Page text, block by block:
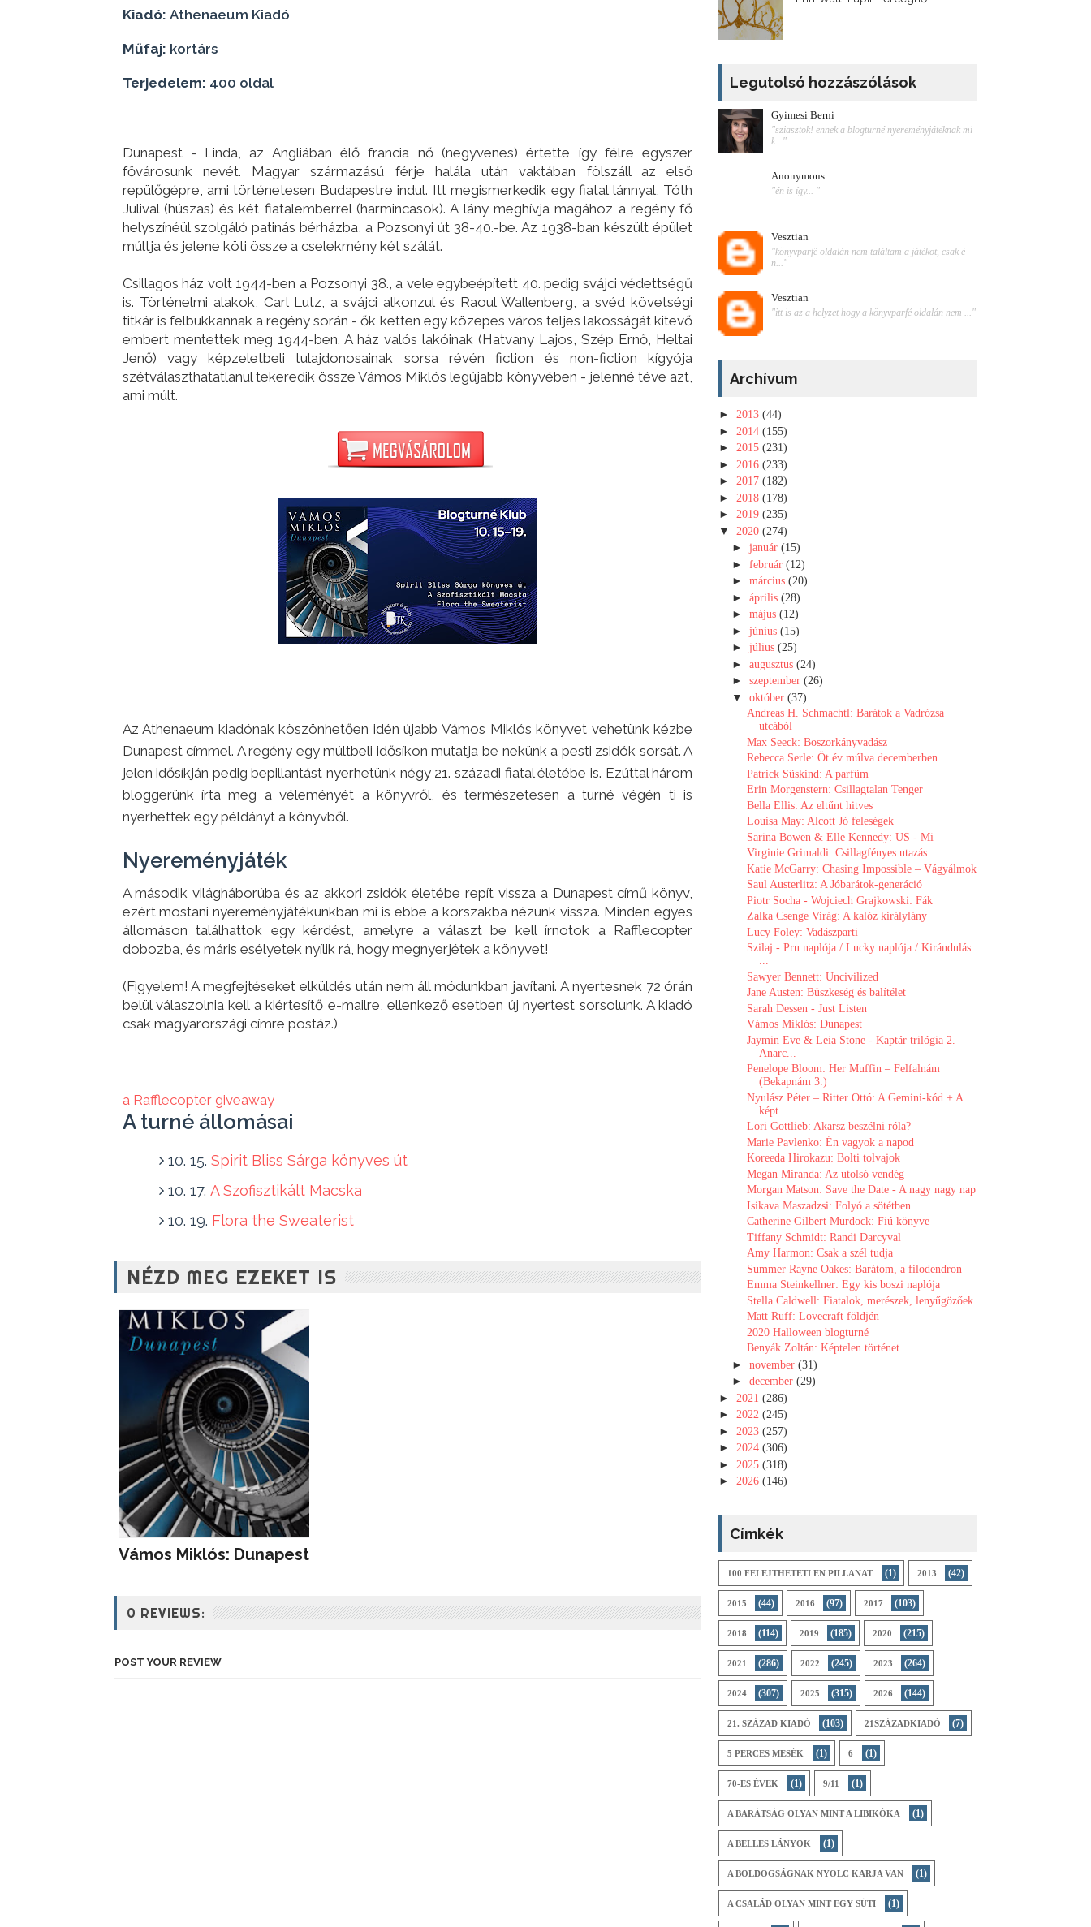
Kiadó: Athenaeum Kiadó
Műfaj: kortárs
Terjedelem: 400 oldal
Dunapest - Linda, az Angliában élő francia nő (negyvenes) értette így félre egyszer
fővárosunk nevét. Magyar származású férje halála után vaktában fölszáll az első
repülőgépre, ami történetesen Budapestre indul. Itt megismerkedik egy fiatal lánnyal, Tóth
Julival (húszas) és két fiatalemberrel (harmincasok). A lány meghívja magához a regény fő
helyszínéül szolgáló patinás bérházba, a Pozsonyi út 38-40.-be. Az 1938-ban készült épület
múltja és jelene köti össze a cselekmény két szálát.
Csillagos ház volt 1944-ben a Pozsonyi 38., a vele egybeépített 40. pedig svájci védettségű
is. Történelmi alakok, Carl Lutz, a svájci alkonzul és Raoul Wallenberg, a svéd követségi
titkár is felbukkannak a regény során - ők ketten egy közepes város teljes lakosságát kitevő
embert mentettek meg 1944-ben. A ház valós lakóinak (Hatvany Lajos, Szép Ernő, Heltai
Jenő) vagy képzeletbeli tulajdonosainak sorsa révén fiction és non-fiction kígyója
szétválaszthatatlanul tekeredik össze Vámos Miklós legújabb könyvében - jelenné téve azt,
ami múlt.
Az Athenaeum kiadónak köszönhetően idén újabb Vámos Miklós könyvet vehetünk kézbe
Dunapest címmel. A regény egy múltbeli idősíkon mutatja be nekünk a pesti zsidók sorsát. A
jelen idősíkján pedig bepillantást nyerhetünk négy 21. századi fiatal életébe is. Ezúttal három
bloggerünk írta meg a véleményét a könyvről, és természetesen a turné végén ti is
nyerhettek egy példányt a könyvből.
Nyereményjáték
A második világháborúba és az akkori zsidók életébe repít vissza a Dunapest című könyv,
ezért mostani nyereményjátékunkban mi is ebbe a korszakba nézünk vissza. Minden egyes
állomáson találhattok egy kérdést, amelyre a választ be kell írnotok a Rafflecopter
dobozba, és máris esélyetek nyílik rá, hogy megnyerjétek a könyvet!
(Figyelem! A megfejtéseket elküldés után nem áll módunkban javítani. A nyertesnek 72 órán
belül válaszolnia kell a kiértesítő e-mailre, ellenkező esetben új nyertest sorsolunk. A kiadó
csak magyarországi címre postáz.)
a Rafflecopter giveaway
A turné állomásai
10. 15. Spirit Bliss Sárga könyves út
10. 17. A Szofisztikált Macska
10. 19. Flora the Sweaterist
NÉZD MEG EZEKET IS
Vámos Miklós: Dunapest
0 REVIEWS:
POST YOUR REVIEW
Legutolsó hozzászólások
Gyimesi Berni
"sziasztok! ennek a blogturné nyereményjátéknak mi
k..."
Anonymous
"én is így... "
Vesztian
"könyvparfé oldalán nem találtam a játékot, csak é
n..."
Vesztian
"itt is az a helyzet hogy a könyvparfé oldalán nem ..."
Archívum
► 2013 (44)
► 2014 (155)
► 2015 (231)
► 2016 (233)
► 2017 (182)
► 2018 (178)
► 2019 (235)
▼ 2020 (274)
►január(15)
►február(12)
►március(20)
►április(28)
►május(12)
►június(15)
►július(25)
►augusztus(24)
►szeptember(26)
▼ október(37)
Andreas H. Schmachtl: Barátok ​a Vadrózsa
utcából
Max Seeck: Boszorkányvadász
Rebecca Serle: Öt ​év múlva decemberben
Patrick Süskind: A parfüm
Erin Morgenstern: Csillagtalan Tenger
Bella Ellis: Az eltűnt hitves
Louisa May: Alcott Jó ​feleségek
Sarina Bowen & Elle Kennedy: US - Mi
Virginie Grimaldi: Csillagfényes utazás
Katie McGarry: Chasing Impossible – Vágyálmok
Saul Austerlitz: A Jóbarátok-generáció
Piotr Socha - Wojciech Grajkowski: Fák
Zalka Csenge Virág: A kalóz királylány
Lucy Foley: Vadászparti
Szilaj - Pru naplója / Lucky naplója / Kirándulás
...
Sawyer Bennett: Uncivilized ​
Jane Austen: Büszkeség és balítélet
Sarah Dessen - Just Listen
Vámos Miklós: Dunapest
Jaymin Eve & Leia Stone - Kaptár trilógia 2.
Anarc...
Penelope Bloom: Her ​Muffin – Felfalnám
(Bekapnám 3.)
Nyulász Péter – Ritter Ottó: A Gemini-kód + A
képt...
Lori Gottlieb: Akarsz beszélni róla?
Marie Pavlenko: Én vagyok a napod
Koreeda Hirokazu: Bolti tolvajok
Megan Miranda: Az utolsó vendég
Morgan Matson: Save the Date - A nagy nagy nap
Isikava Maszadzsi: Folyó a sötétben
Catherine Gilbert Murdock: Fiú könyve
Tiffany Schmidt: Randi Darcyval
Amy Harmon: Csak a szél tudja
Summer Rayne Oakes: Barátom, a filodendron
Emma Steinkellner: Egy ​kis boszi naplója
Stella Caldwell: Fiatalok, ​merészek, lenyűgözőek
Matt Ruff: Lovecraft földjén
2020 Halloween blogturné
Benyák Zoltán: Képtelen történet
►november(31)
►december(29)
► 2021 (286)
► 2022 (245)
► 2023 (257)
► 2024 (306)
► 2025 (318)
► 2026 (146)
Címkék
100 FELEJTHETETLEN PILLANAT (1) 2013 (42)
2015 (44) 2016 (97) 2017 (103)
2018 (114) 2019 (185) 2020 (215)
2021 (286) 2022 (245) 2023 (264)
2024 (307) 2025 (315) 2026 (144)
21. SZÁZAD KIADÓ (103) 21SZÁZADKIADÓ (7)
5 PERCES MESÉK (1) 6 (1)
70-ES ÉVEK (1) 9/11 (1)
A BARÁTSÁG OLYAN MINT A LIBIKÓKA (1)
A BELLES LÁNYOK (1)
A BOLDOGSÁGNAK NYOLC KARJA VAN (1)
A CSALÁD OLYAN MINT EGY SÜTI (1)